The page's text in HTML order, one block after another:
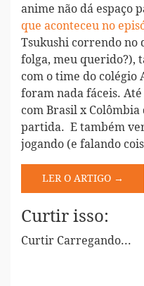
anime não dá espaço
que aconteceu no
Tsukushi correndo no
folga, meu querido?),
com o time do colégio
foram nada fáceis.
com Brasil x
partida. E também
jogando (e falando
LER O ARTIGO →
Curtir isso:
Curtir Carregando...